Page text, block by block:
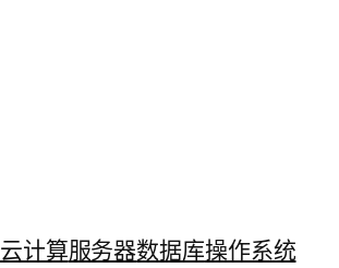
云计算服务器数据库操作系统